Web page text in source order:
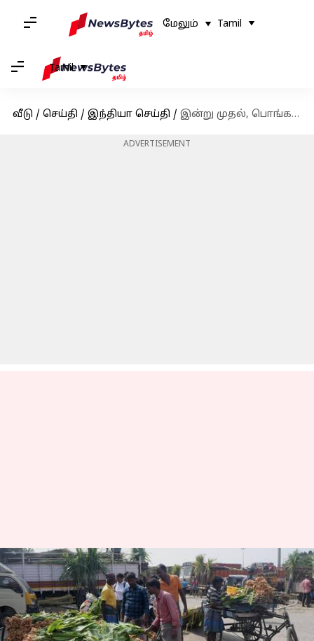
மேலும் Tamil
Tamil
வீடு / செய்தி / இந்தியா செய்தி / இன்று முதல், பொங்கலுக்கான சந்தை கோயம்பேடில் தொடங்குகிறது
ADVERTISEMENT
இன்று முதல்,
பொங்கலுக்கான சந்தை
கோயம்பேடில்
தொடங்குகிறது